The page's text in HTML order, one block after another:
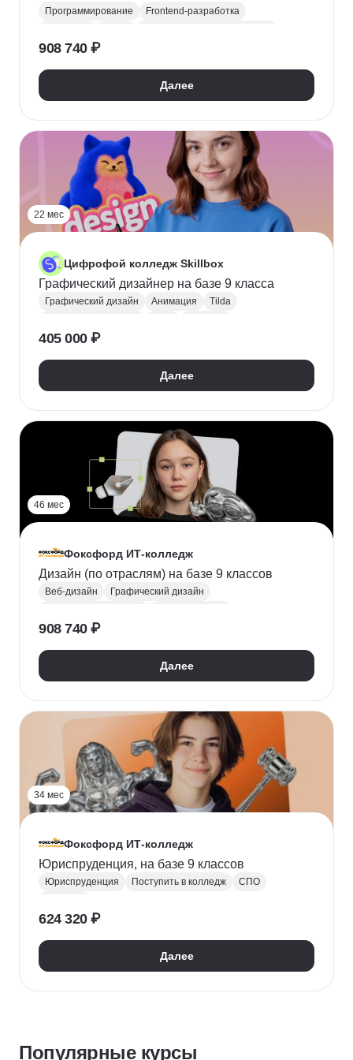
Программирование
Frontend-разработка
Поступить в колледж
908 740 ₽
Далее
22 мес
Цифрофой колледж Skillbox
Графический дизайнер на базе 9 класса
Графический дизайн Анимация
Tilda
405 000 ₽
Далее
46 мес
Фоксфорд ИТ-колледж
Дизайн (по отраслям) на базе 9 классов
Веб-дизайн
Графический дизайн
Adobe Photoshop
Tilda
Найти хобби
Поступить в колледж
908 740 ₽
Далее
34 мес
Фоксфорд ИТ-колледж
Юриспруденция, на базе 9 классов
Юриспруденция Поступить в колледж
СПО
624 320 ₽
Далее
Популярные курсы